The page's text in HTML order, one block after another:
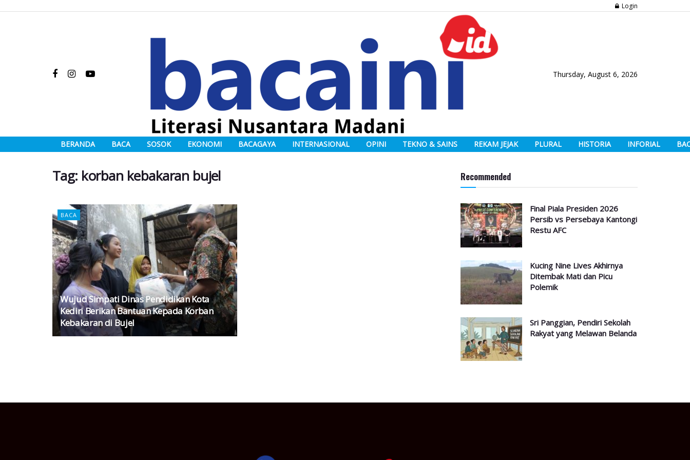
Login
Thursday, August 6, 2026
BERANDA BACA SOSOK EKONOMI BACAGAYA INTERNASIONAL OPINI TEKNO & SAINS REKAM JEJAK PLURAL HISTORIA INFORIAL
Tag: korban kebakaran bujel
BACA
Wujud Simpati Dinas Pendidikan Kota
Kediri Berikan Bantuan Kepada Korban
Kebakaran di Bujel
Recommended
Final Piala Presiden 2026
Persib vs Persebaya Kantongi
Restu AFC
Kucing Nine Lives Akhirnya
Ditembak Mati dan Picu
Polemik
Sri Panggian, Pendiri Sekolah
Rakyat yang Melawan Belanda